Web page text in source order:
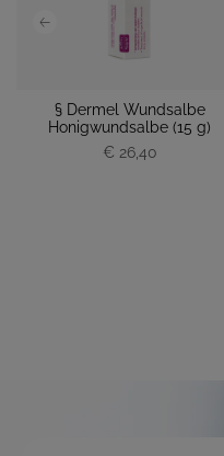
§ Dermel Wundsalbe
Honigwundsalbe (15 g)
€ 26,40